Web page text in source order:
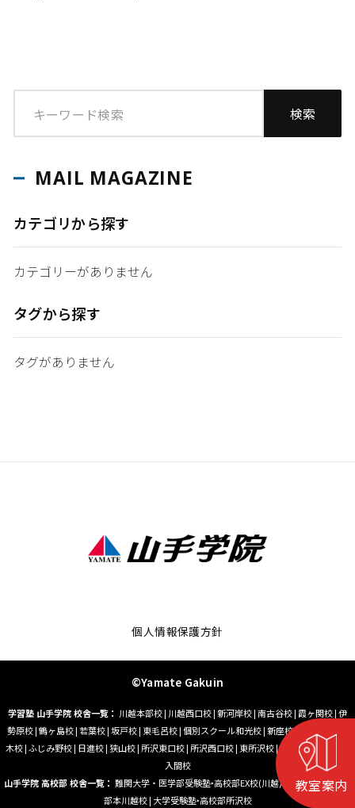
教室案内
MAIL MAGAZINE
カテゴリから探す
カテゴリーがありません
タグから探す
タグがありません
個人情報保護方針
©Yamate Gakuin
学習塾 山手学院 校舎一覧： 川越本部校| 川越西口校|新河岸校|南古谷校| 霞ヶ関校|伊
勢原校|鶴ヶ島校|若葉校|坂戸校| 東毛呂校|個別スクール和光校|新座校|
木校|ふじみ野校| 日進校|狭山校| 所沢東口校| 所沢西口校| 東所沢校|小手指校|
入間校
山手学院 高校部 校舎一覧： 難関大学・医学部受験塾‣高校部EX校(川越)|
大学受験塾‣高校
部本川越校| 大学受験塾‣高校部所沢校